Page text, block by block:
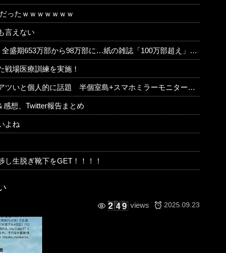
ったｗｗｗｗｗｗｗ
言えない
653万部から98万部に…紙の雑誌「100万部超え」が消滅
場医療訓練を実施！
いと個人的に話題 半個室島+スマホミラーモニターを搭載
想、Twitter報告まとめ
よね
し生脱ぎ靴下をGET！！！！
views 2025.09.23